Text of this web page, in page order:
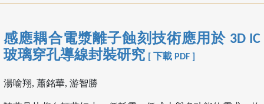
感應耦合電漿離子蝕刻技術應用於 3D IC
玻璃穿孔導線封裝研究
[ 下載 PDF ]
湯喻翔, 蕭銘華, 游智勝